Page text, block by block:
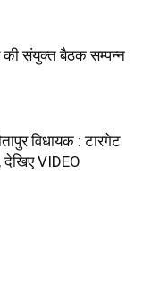
की संयुक्त बैठक सम्पन्न
विधायक : टारगेट
देखिए VIDEO